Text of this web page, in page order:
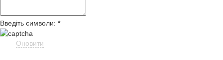
Введіть символи: *
Оновити